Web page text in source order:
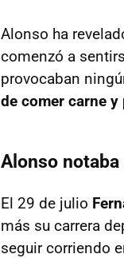
Alonso ha
comenzó a
provocaban
de comer carne y
Alonso
El 29 de julio
más su carrera
seguir corriendo